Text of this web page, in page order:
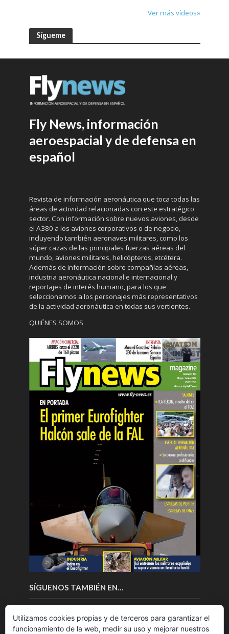
Ver más vídeos»
Sígueme
Fly News, información
aeroespacial y de defensa en
español
Revista de información aeronáutica que toca todas las
áreas de actividad relacionadas con este estratégico
sector. Con información sobre nuevos aviones, desde
el A380 a los aviones corporativos o de negocio,
incluyendo también aeronaves militares, como los
súper cazas de las principales fuerzas aéreas del
mundo, aviones militares, helicópteros, etcétera.
Además de información sobre compañías aéreas,
industria aeronáutica nacional e internacional y
reportajes de interés humano, para los que
seleccionamos a los personajes más representativos
de la actividad aeronáutica en todas sus vertientes.
QUIÉNES SOMOS
SÍGUENOS TAMBIÉN EN…
Utilizamos cookies propias y de terceros para garantizar el
funcionamiento de la web, medir su uso y mejorar nuestros